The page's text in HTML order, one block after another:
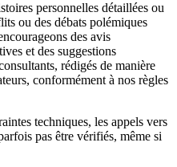
personnelles détaillées ou
ou des débats polémiques
des avis
et des suggestions
rédigés de manière
conformément à nos règles
techniques, les appels vers
pas être vérifiés, même si